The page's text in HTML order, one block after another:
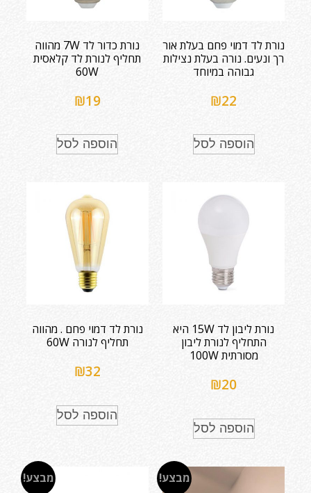
נורת לד דמוי פחם בעלת אור
רך ונעים. נורה בעלת נצילות
גבוהה במיוחד
₪22
הוספה לסל
נורת כדור לד 7W מהווה
תחליף לנורת לד קלאסית
60W
₪19
הוספה לסל
נורת ליבון לד 15W היא
התחליף לנורת ליבון
מסורתית 100W
₪20
הוספה לסל
נורת לד דמוי פחם . מהווה
תחליף לנורה 60W
₪32
הוספה לסל
מבצע! מבצע!